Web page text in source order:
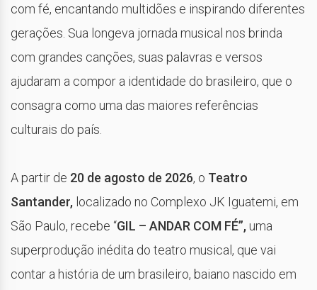
com fé, encantando multidões e inspirando diferentes
gerações. Sua longeva jornada musical nos brinda
com grandes canções, suas palavras e versos
ajudaram a compor a identidade do brasileiro, que o
consagra como uma das maiores referências
culturais do país.
A partir de 20 de agosto de 2026, o Teatro
Santander, localizado no Complexo JK Iguatemi, em
São Paulo, recebe “GIL – ANDAR COM FÉ”, uma
superprodução inédita do teatro musical, que vai
contar a história de um brasileiro, baiano nascido em